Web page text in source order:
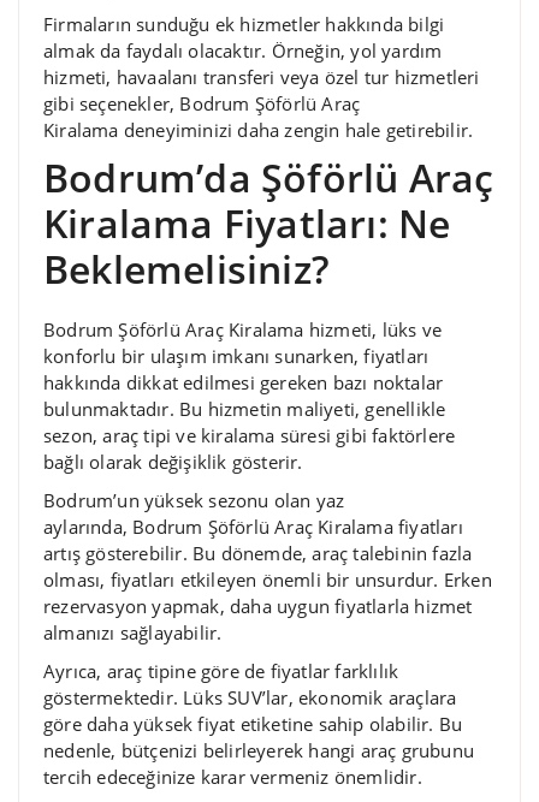
Firmaların sunduğu ek hizmetler hakkında bilgi
almak da faydalı olacaktır. Örneğin, yol yardım
hizmeti, havaalanı transferi veya özel tur hizmetleri
gibi seçenekler, Bodrum Şöförlü Araç
Kiralama deneyiminizi daha zengin hale getirebilir.
Bodrum’da Şöförlü Araç
Kiralama Fiyatları: Ne
Beklemelisiniz?
Bodrum Şöförlü Araç Kiralama hizmeti, lüks ve
konforlu bir ulaşım imkanı sunarken, fiyatları
hakkında dikkat edilmesi gereken bazı noktalar
bulunmaktadır. Bu hizmetin maliyeti, genellikle
sezon, araç tipi ve kiralama süresi gibi faktörlere
bağlı olarak değişiklik gösterir.
Bodrum’un yüksek sezonu olan yaz
aylarında, Bodrum Şöförlü Araç Kiralama fiyatları
artış gösterebilir. Bu dönemde, araç talebinin fazla
olması, fiyatları etkileyen önemli bir unsurdur. Erken
rezervasyon yapmak, daha uygun fiyatlarla hizmet
almanızı sağlayabilir.
Ayrıca, araç tipine göre de fiyatlar farklılık
göstermektedir. Lüks SUV’lar, ekonomik araçlara
göre daha yüksek fiyat etiketine sahip olabilir. Bu
nedenle, bütçenizi belirleyerek hangi araç grubunu
tercih edeceğinize karar vermeniz önemlidir.